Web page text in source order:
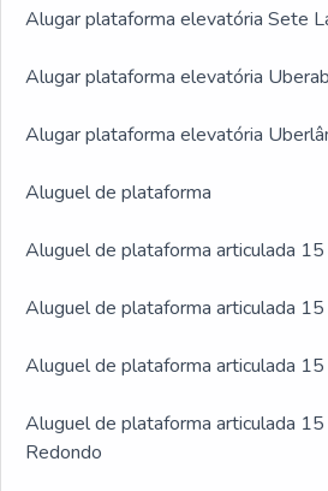
Alugar plataforma elevatória Sete
Alugar plataforma elevatória
Alugar plataforma elevatória
Aluguel de plataforma
Aluguel de plataforma articulada
Aluguel de plataforma articulada
Aluguel de plataforma articulada
Aluguel de plataforma articulada
Redondo